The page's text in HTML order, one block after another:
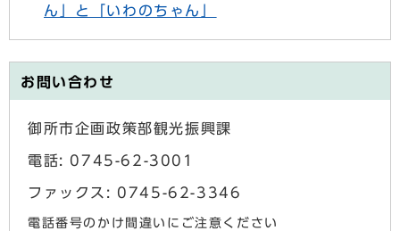
ん」と「いわのちゃん」
お問い合わせ
御所市企画政策部観光振興課
電話: 0745-62-3001
ファックス: 0745-62-3346
電話番号のかけ間違いにご注意ください